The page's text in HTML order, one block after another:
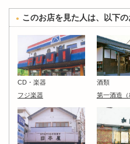
このお店を見た人は、以下
CD・楽器
フジ楽器
酒類
第一酒造（